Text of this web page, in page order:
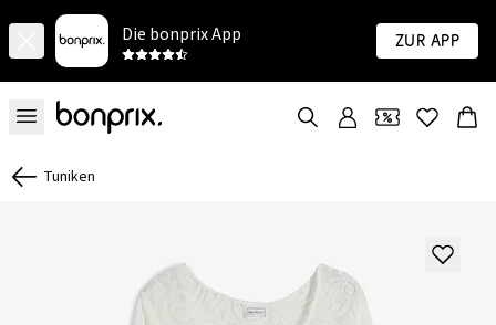
Die bonprix App Zur App
Tuniken